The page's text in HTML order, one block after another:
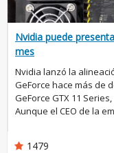
Nvidia puede
mes
Nvidia lanzó la
GeForce hace más de
GeForce GTX 11
Aunque el CEO de la
1479